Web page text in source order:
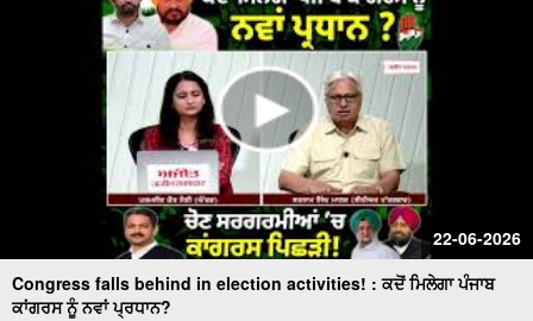
22-06-2026
Congress falls behind in election activities! : ਕਦੋਂ ਮਿਲੇਗਾ ਪੰਜਾਬ
ਕਾਂਗਰਸ ਨੂੰ ਨਵਾਂ ਪ੍ਰਧਾਨ?